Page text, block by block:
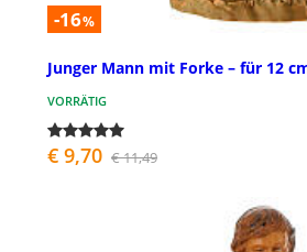
-16%
Junger Mann mit Forke – für 12
VORRÄTIG
€ 9,70 € 11,49